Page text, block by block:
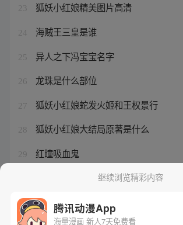
23 狐妖小红娘精美图片高清
24 海贼王三皇是谁
25 异人之下冯宝宝名字
26 龙珠是什么部位
27 狐妖小红娘蛇发火姬和王权景行
28 狐妖小红娘大结局原著是什么
29 红瞳吸血鬼
冯宝宝武力排行第几继续浏览精彩内容
腾讯动漫App
海量漫画 新人7天免费看